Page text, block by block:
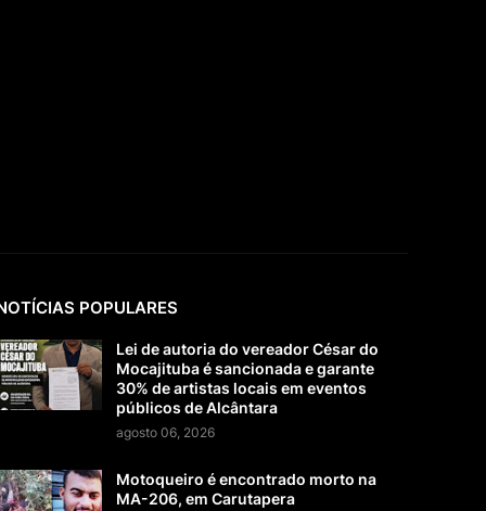
POPULARES
Lei de autoria do vereador César do
Mocajituba é sancionada e garante
30% de artistas locais em eventos
públicos de Alcântara
agosto 06, 2026
Motoqueiro é encontrado morto na
MA-206, em Carutapera